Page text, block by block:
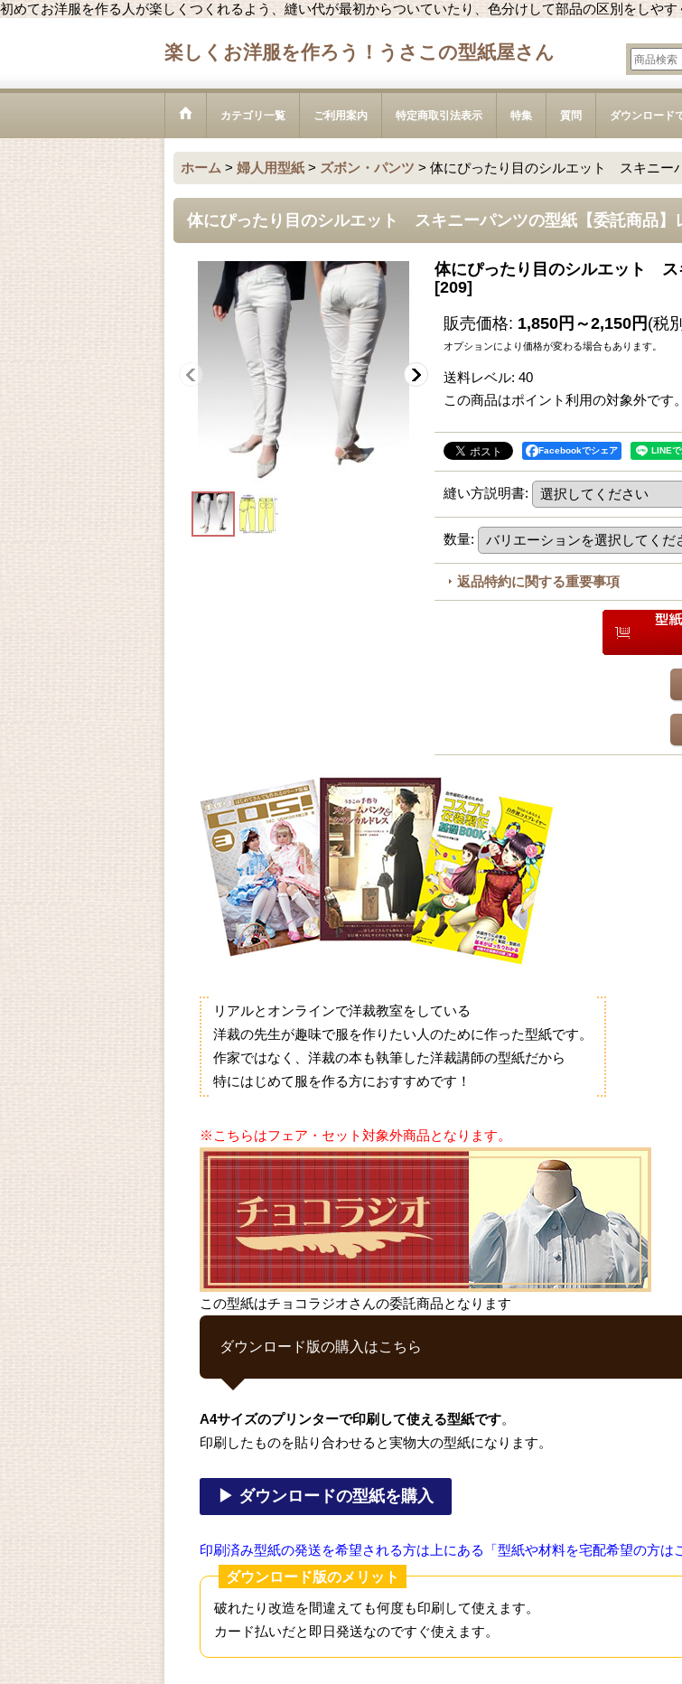
初めてお洋服を作る人が楽しくつくれるよう、縫い代が最初からついていたり、色分けして部品の区別をしや
楽しくお洋服を作ろう！うさこの型紙屋さん
カテゴリ一覧 ご利用案内 特定商取引法表示 特集 質問 ダウンロード
ホーム > 婦人用型紙 > ズボン・パンツ > 体にぴったり目のシルエット スキニー
体にぴったり目のシルエット スキニーパンツの型紙【委託商品】
体にぴったり目のシルエット ス
[209]
販売価格: 1,850円～2,150円(税
オプションにより価格が変わる場合もあります。
送料レベル: 40
この商品はポイント利用の対象外です。
Facebookでシェア
縫い方説明書:
数量:
返品特約に関する重要事項
リアルとオンラインで洋裁教室をしている
洋裁の先生が趣味で服を作りたい人のために作った型紙です。
作家ではなく、洋裁の本も執筆した洋裁講師の型紙だから
特にはじめて服を作る方におすすめです！
※こちらはフェア・セット対象外商品となります。
この型紙はチョコラジオさんの委託商品となります
ダウンロード版の購入はこちら
A4サイズのプリンターで印刷して使える型紙です。
印刷したものを貼り合わせると実物大の型紙になります。
▶ ダウンロードの型紙を購入
印刷済み型紙の発送を希望される方は上にある「型紙や材料を宅配希望の方は
ダウンロード版のメリット
破れたり改造を間違えても何度も印刷して使えます。
カード払いだと即日発送なのですぐ使えます。